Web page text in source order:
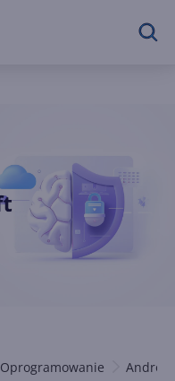
Oprogramowanie Android